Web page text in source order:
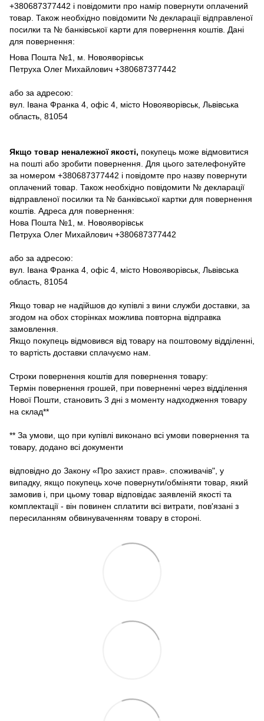
+380687377442 і повідомити про намір повернути оплачений
товар. Також необхідно повідомити № декларації відправленої
посилки та № банківської карти для повернення коштів. Дані
для повернення:
Нова Пошта №1, м. Новояворівськ
Петруха Олег Михайлович +380687377442
або за адресою:
вул. Івана Франка 4, офіс 4, місто Новояворівськ, Львівська
область, 81054
Якщо товар неналежної якості, покупець може відмовитися
на пошті або зробити повернення. Для цього зателефонуйте
за номером +380687377442 і повідомте про назву повернути
оплачений товар. Також необхідно повідомити № декларації
відправленої посилки та № банківської картки для повернення
коштів. Адреса для повернення:
Нова Пошта №1, м. Новояворівськ
Петруха Олег Михайлович +380687377442
або за адресою:
вул. Івана Франка 4, офіс 4, місто Новояворівськ, Львівська
область, 81054
Якщо товар не надійшов до купівлі з вини служби доставки, за
згодом на обох сторінках можлива повторна відправка
замовлення.
Якщо покупець відмовився від товару на поштовому відділенні,
то вартість доставки сплачуємо нам.
Строки повернення коштів для повернення товару:
Термін повернення грошей, при поверненні через відділення
Нової Пошти, становить 3 дні з моменту надходження товару
на склад**
** За умови, що при купівлі виконано всі умови повернення та
товару, додано всі документи
відповідно до Закону «Про захист прав». споживачів", у
випадку, якщо покупець хоче повернути/обміняти товар, який
замовив і, при цьому товар відповідає заявленій якості та
комплектації - він повинен сплатити всі витрати, пов'язані з
пересиланням обвинуваченням товару в стороні.